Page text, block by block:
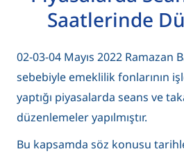
Saatlerinde
02-03-04 Mayıs 2022 Ramazan
sebebiyle emeklilik fonlarının
yaptığı piyasalarda seans ve
düzenlemeler yapılmıştır.
Bu kapsamda söz konusu